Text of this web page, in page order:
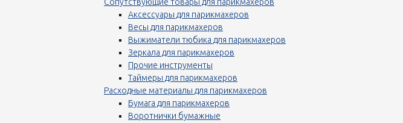
Аксессуары для парикмахеров
Весы для парикмахеров
Выжиматели тюбика для парикмахеров
Зеркала для парикмахеров
Прочие инструменты
Таймеры для парикмахеров
Расходные материалы для парикмахеров
Бумага для парикмахеров
Воротнички бумажные